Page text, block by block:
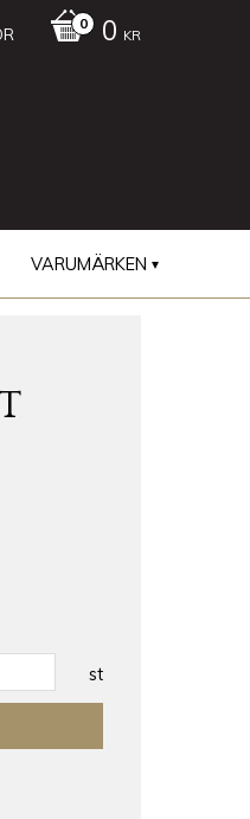
0 KR
VARUMÄRKEN
st